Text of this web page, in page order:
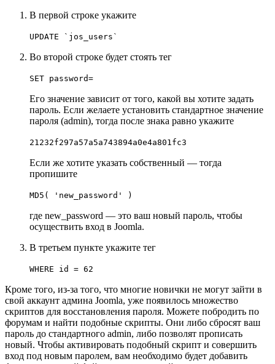
В первой строке укажите
UPDATE `jos_users`
Во второй строке будет стоять тег
SET password=
Его значение зависит от того, какой вы хотите задать
пароль. Если желаете установить стандартное значение
пароля (admin), тогда после знака равно укажите
21232f297a57a5a743894a0e4a801fc3
Если же хотите указать собственный — тогда
пропишите
MD5 ( 'new_password' )
где new_password — это ваш новый пароль, чтобы
осуществить вход в Joomla.
В третьем пункте укажите тег
WHERE id = 62
Кроме того, из-за того, что многие новички не могут зайти в
свой аккаунт админа Joomla, уже появилось множество
скриптов для восстановления пароля. Можете побродить по
форумам и найти подобные скрипты. Они либо сбросят ваш
пароль до стандартного admin, либо позволят прописать
новый. Чтобы активировать подобный скрипт и совершить
вход под новым паролем, вам необходимо будет добавить